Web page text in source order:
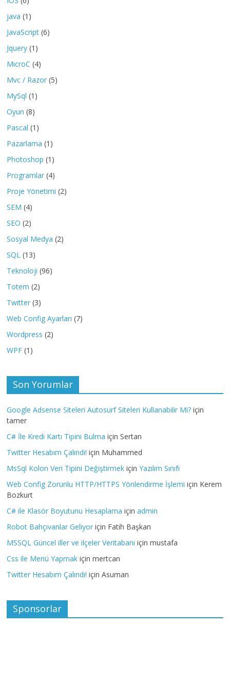
java (1)
JavaScript (6)
Jquery (1)
MicroC (4)
Mvc / Razor (5)
MySql (1)
Oyun (8)
Pascal (1)
Pazarlama (1)
Photoshop (1)
Programlar (4)
Proje Yönetimi (2)
SEM (4)
SEO (2)
Sosyal Medya (2)
SQL (13)
Teknoloji (96)
Totem (2)
Twitter (3)
Web Config Ayarları (7)
Wordpress (2)
WPF (1)
Son Yorumlar
Google Adsense Siteleri Autosurf Siteleri Kullanabilir Mi? için
tamer
C# İle Kredi Kartı Tipini Bulma içinSertan
Twitter Hesabım Çalındı! için Muhammed
MsSql Kolon Veri Tipini Değiştirmek içinYazılım Sınıfı
Web Config Zorunlu HTTP/HTTPS Yönlendirme İşlemi için Kerem
Bozkurt
C# ile Klasör Boyutunu Hesaplama içinadmin
Robot Bahçıvanlar Geliyor için Fatih Başkan
MSSQL Güncel iller ve ilçeler Veritabanı içinmustafa
Css ile Menü Yapmak içinmertcan
Twitter Hesabım Çalındı! içinAsuman
Sponsorlar